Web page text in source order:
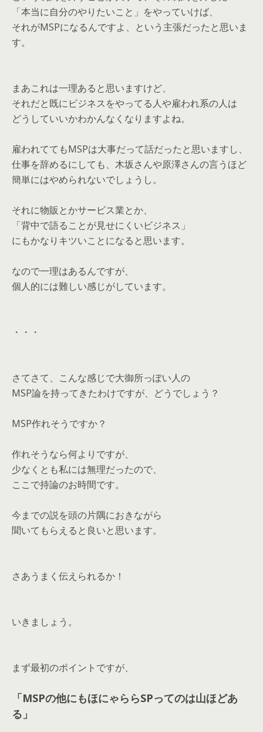
「本当に自分のやりたいこと」をやっていけば、
それがMSPになるんですよ、という主張だったと思いま
す。
まあこれは一理あると思いますけど、
それだと既にビジネスをやってる人や雇われ系の人は
どうしていいかわかんなくなりますよね。
雇われててもMSPは大事だって話だったと思いますし、
仕事を辞めるにしても、木坂さんや原澤さんの言うほど
簡単にはやめられないでしょうし。
それに物販とかサービス業とか、
「背中で語ることが見せにくいビジネス」
にもかなりキツいことになると思います。
なので一理はあるんですが、
個人的には難しい感じがしています。
・・・
さてさて、こんな感じで大御所っぽい人の
MSP論を持ってきたわけですが、どうでしょう？
MSP作れそうですか？
作れそうなら何よりですが、
少なくとも私には無理だったので、
ここで持論のお時間です。
今までの説を頭の片隅におきながら
聞いてもらえると良いと思います。
さあうまく伝えられるか！
いきましょう。
まず最初のポイントですが、
「MSPの他にもほにゃららSPってのは山ほどあ
る」